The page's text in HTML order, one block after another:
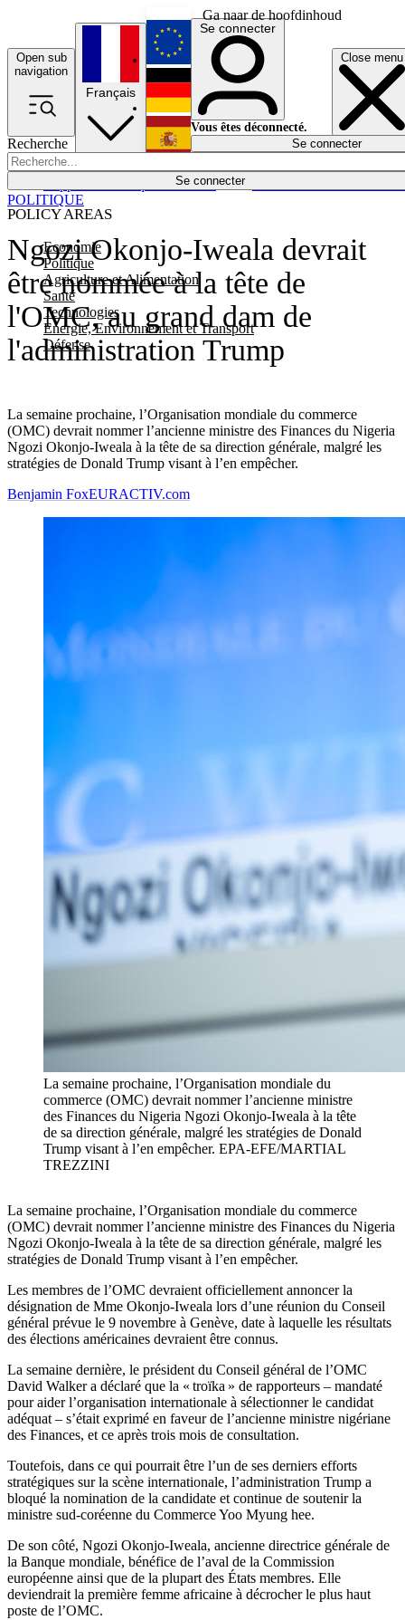
Ga naar de hoofdinhoud
Open sub
navigation
Close menu
Recherche
Se connecter
POLICY AREAS
Economie
Politique
Agriculture et Alimentation
Santé
Technologies
Energie, Environnement et Transport
Défense
Économie
Français
English
Deutsch
Español
Se connecter
Vous êtes déconnecté.
Se connecter
Ngozi Okonjo-Iweala devrait
être nommée à la tête de
l'OMC, au grand dam de
l'administration Trump
La semaine prochaine, l’Organisation mondiale du commerce
(OMC) devrait nommer l’ancienne ministre des Finances du Nigeria
Ngozi Okonjo-Iweala à la tête de sa direction générale, malgré les
stratégies de Donald Trump visant à l’en empêcher.
POLITIQUE
Benjamin FoxEURACTIV.com
La semaine prochaine, l’Organisation mondiale du
commerce (OMC) devrait nommer l’ancienne ministre
des Finances du Nigeria Ngozi Okonjo-Iweala à la tête
de sa direction générale, malgré les stratégies de Donald
Trump visant à l’en empêcher. EPA-EFE/MARTIAL
TREZZINI
La semaine prochaine, l’Organisation mondiale du commerce
(OMC) devrait nommer l’ancienne ministre des Finances du Nigeria
Ngozi Okonjo-Iweala à la tête de sa direction générale, malgré les
stratégies de Donald Trump visant à l’en empêcher.
Les membres de l’OMC devraient officiellement annoncer la
désignation de Mme Okonjo-Iweala lors d’une réunion du Conseil
général prévue le 9 novembre à Genève, date à laquelle les résultats
des élections américaines devraient être connus.
La semaine dernière, le président du Conseil général de l’OMC
David Walker a déclaré que la « troïka » de rapporteurs – mandaté
pour aider l’organisation internationale à sélectionner le candidat
adéquat – s’était exprimé en faveur de l’ancienne ministre nigériane
des Finances, et ce après trois mois de consultation.
Toutefois, dans ce qui pourrait être l’un de ses derniers efforts
stratégiques sur la scène internationale, l’administration Trump a
bloqué la nomination de la candidate et continue de soutenir la
ministre sud-coréenne du Commerce Yoo Myung hee.
De son côté, Ngozi Okonjo-Iweala, ancienne directrice générale de
la Banque mondiale, bénéfice de l’aval de la Commission
européenne ainsi que de la plupart des États membres. Elle
deviendrait la première femme africaine à décrocher le plus haut
poste de l’OMC.